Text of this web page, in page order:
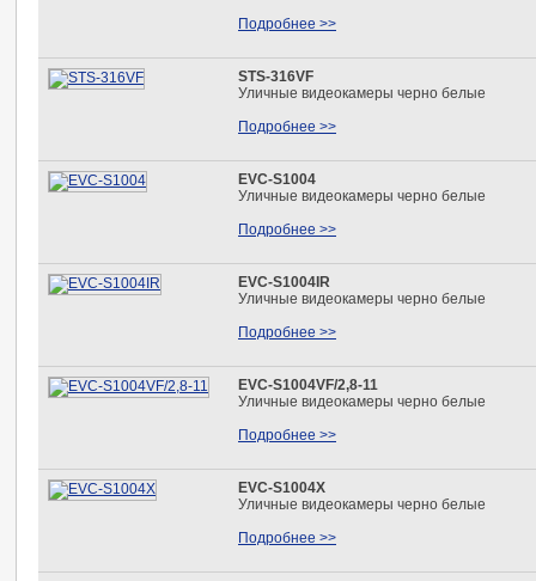
Подробнее >>
STS-316VF
Уличные видеокамеры черно белые
Подробнее >>
EVC-S1004
Уличные видеокамеры черно белые
Подробнее >>
EVC-S1004IR
Уличные видеокамеры черно белые
Подробнее >>
EVC-S1004VF/2,8-11
Уличные видеокамеры черно белые
Подробнее >>
EVC-S1004Х
Уличные видеокамеры черно белые
Подробнее >>